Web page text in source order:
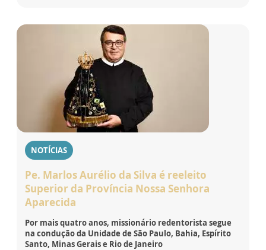
NOTÍCIAS
Pe. Marlos Aurélio da Silva é reeleito
Superior da Província Nossa Senhora
Aparecida
Por mais quatro anos, missionário redentorista segue
na condução da Unidade de São Paulo, Bahia, Espírito
Santo, Minas Gerais e Rio de Janeiro